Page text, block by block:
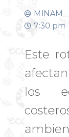
MINAM
7:30 pm
Este
los